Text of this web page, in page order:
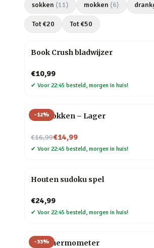
sokken (11) mokken (6)
Tot €20 Tot €50
Book Crush bladwijzer
€10,99
✔ Voor 22:45 besteld, morgen in huis!
-12%
Bier sokken – Lager
€16,99
Nu voor€14,99
✔ Voor 22:45 besteld, morgen in huis!
Houten sudoku spel
€24,99
✔ Voor 22:45 besteld, morgen in huis!
-33%
Wijn thermometer